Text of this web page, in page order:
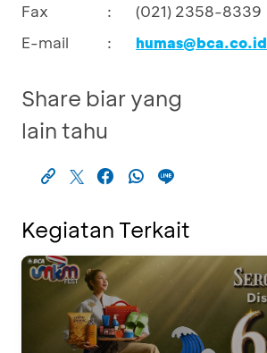
Fax
:
(021) 2358-8339
E-mail
: humas@bca.co.id
Share biar yang
lain tahu
Kegiatan Terkait